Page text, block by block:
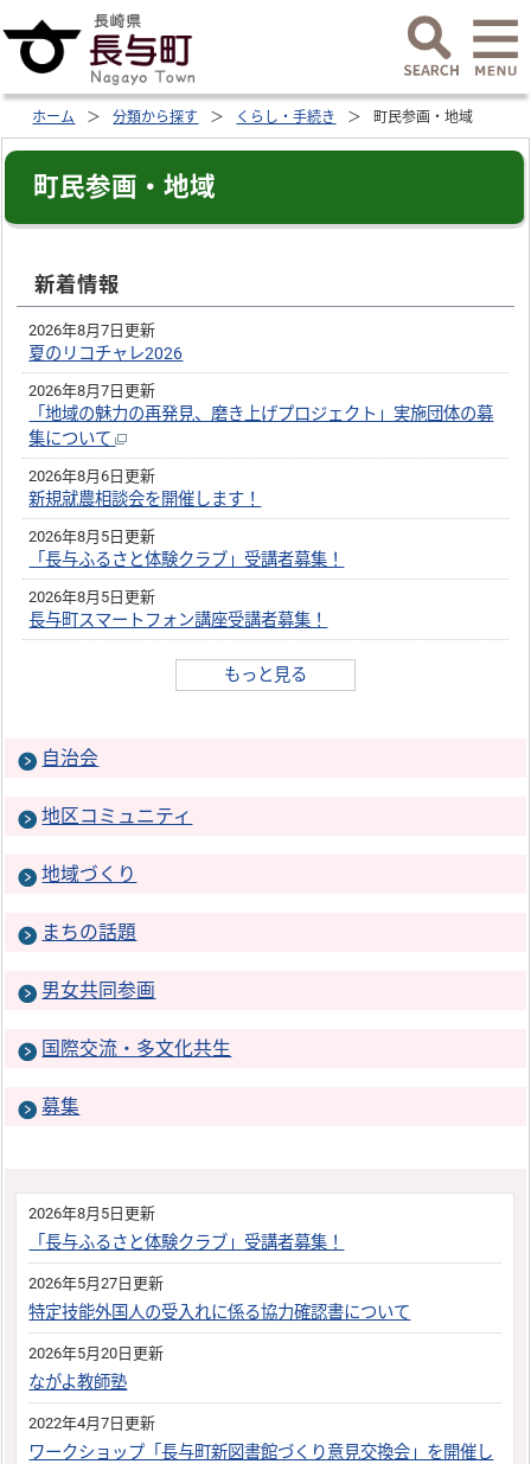
ホーム 分類から探す くらし・手続き 町民参画・地域
町民参画・地域
新着情報
2026年8月7日更新
夏のリコチャレ2026
2026年8月7日更新
「地域の魅力の再発見、磨き上げプロジェクト」実施団体の募
集について
2026年8月6日更新
新規就農相談会を開催します！
2026年8月5日更新
「長与ふるさと体験クラブ」受講者募集！
2026年8月5日更新
長与町スマートフォン講座受講者募集！
もっと見る
自治会
地区コミュニティ
地域づくり
まちの話題
男女共同参画
国際交流・多文化共生
募集
2026年8月5日更新
「長与ふるさと体験クラブ」受講者募集！
2026年5月27日更新
特定技能外国人の受入れに係る協力確認書について
2026年5月20日更新
ながよ教師塾
2022年4月7日更新
ワークショップ「長与町新図書館づくり意見交換会」を開催し